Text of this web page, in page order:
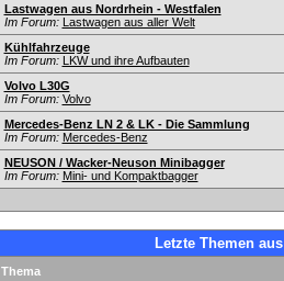
Lastwagen aus Nordrhein - Westfalen
Im Forum: Lastwagen aus aller Welt
Kühlfahrzeuge
Im Forum: LKW und ihre Aufbauten
Volvo L30G
Im Forum: Volvo
Mercedes-Benz LN 2 & LK - Die Sammlung
Im Forum: Mercedes-Benz
NEUSON / Wacker-Neuson Minibagger
Im Forum: Mini- und Kompaktbagger
Letzte Themen
Thema